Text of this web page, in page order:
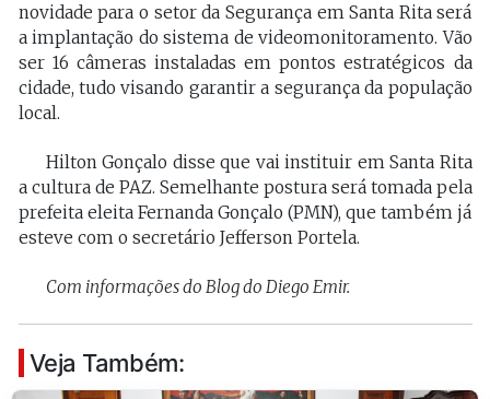
novidade para o setor da Segurança em Santa Rita será
a implantação do sistema de videomonitoramento. Vão
ser 16 câmeras instaladas em pontos estratégicos da
cidade, tudo visando garantir a segurança da população
local.
Hilton Gonçalo disse que vai instituir em Santa Rita
a cultura de PAZ. Semelhante postura será tomada pela
prefeita eleita Fernanda Gonçalo (PMN), que também já
esteve com o secretário Jefferson Portela.
Com informações do Blog do Diego Emir.
Veja Também: